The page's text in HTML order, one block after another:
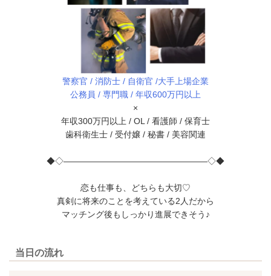
警察官 / 消防士 / 自衛官 /大手上場企業
公務員 / 専門職 / 年収600万円以上
×
年収300万円以上 / OL / 看護師 / 保育士
歯科衛生士 / 受付嬢 / 秘書 / 美容関連
◆◇―――――――――――――――――◇◆
恋も仕事も、どちらも大切♡
真剣に将来のことを考えている2人だから
マッチング後もしっかり進展できそう♪
当日の流れ